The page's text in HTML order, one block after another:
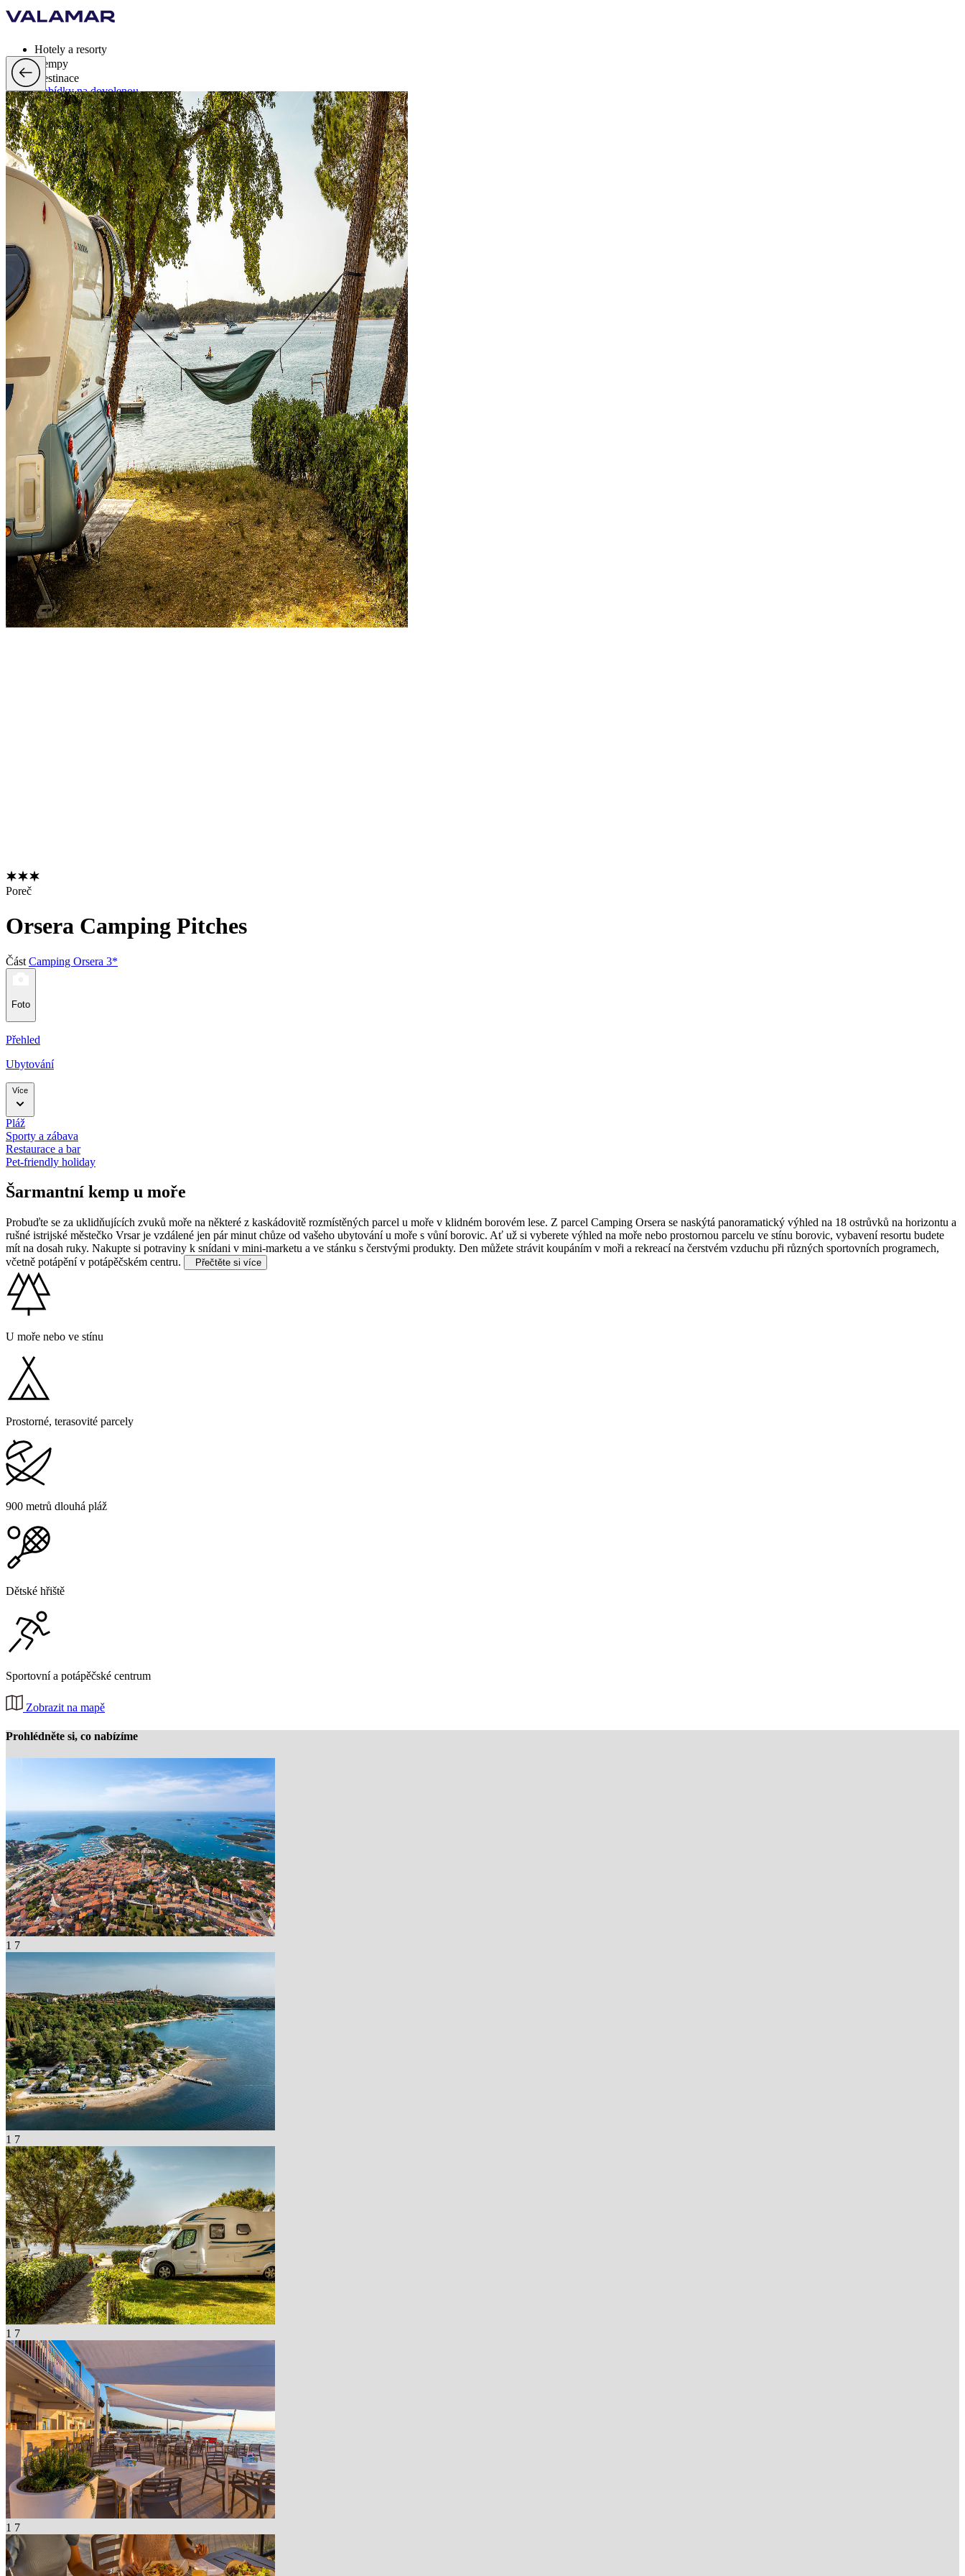
Hotely a resorty
Kempy
Destinace
Nabídky na dovolenou
Valamar Rewards
Značka
Více
cs, EUR
Poreč
Orsera Camping Pitches
Část Camping Orsera 3*
Foto
Přehled
Ubytování
Více
Pláž
Sporty a zábava
Restaurace a bar
Pet-friendly holiday
Šarmantní kemp u moře
Probuďte se za uklidňujících zvuků moře na některé z kaskádovitě rozmístěných parcel u moře v klidném borovém lese. Z parcel Camping Orsera se naskýtá panoramatický výhled na 18 ostrůvků na horizontu a
rušné istrijské městečko Vrsar je vzdálené jen pár minut chůze od vašeho ubytování u moře s vůní borovic. Ať už si vyberete výhled na moře nebo prostornou parcelu ve stínu borovic, vybavení resortu budete
mít na dosah ruky. Nakupte si potraviny k snídani v mini-marketu a ve stánku s čerstvými produkty. Den můžete strávit koupáním v moři a rekreací na čerstvém vzduchu při různých sportovních programech,
včetně potápění v potápěčském centru.
Přečtěte si více
U moře nebo ve stínu
Prostorné, terasovité parcely
900 metrů dlouhá pláž
Dětské hřiště
Sportovní a potápěčské centrum
Zobrazit na mapě
Prohlédněte si, co nabízíme
1 7
1 7
1 7
1 7